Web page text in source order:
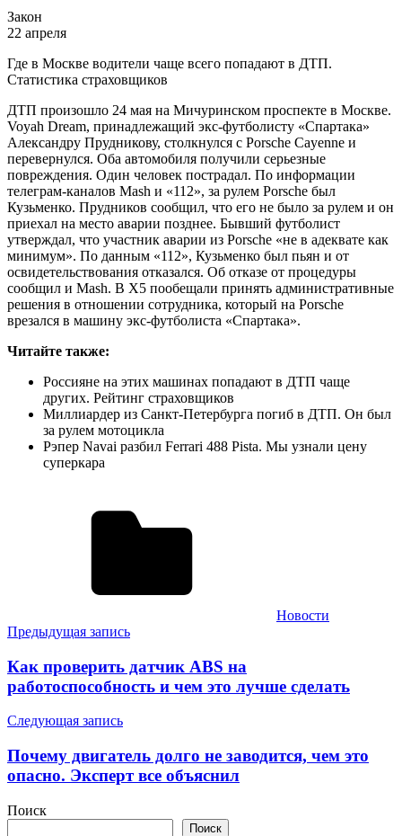
Закон
22 апреля
Где в Москве водители чаще всего попадают в ДТП.
Статистика страховщиков
ДТП произошло 24 мая на Мичуринском проспекте в Москве.
Voyah Dream, принадлежащий экс-футболисту «Спартака»
Александру Прудникову, столкнулся с Porsche Cayenne и
перевернулся. Оба автомобиля получили серьезные
повреждения. Один человек пострадал. По информации
телеграм-каналов Mash и «112», за рулем Porsche был
Кузьменко. Прудников сообщил, что его не было за рулем и он
приехал на место аварии позднее. Бывший футболист
утверждал, что участник аварии из Porsche «не в адеквате как
минимум». По данным «112», Кузьменко был пьян и от
освидетельствования отказался. Об отказе от процедуры
сообщил и Mash. В Х5 пообещали принять административные
решения в отношении сотрудника, который на Porsche
врезался в машину экс-футболиста «Спартака».
Читайте также:
Россияне на этих машинах попадают в ДТП чаще
других. Рейтинг страховщиков
Миллиардер из Санкт-Петербурга погиб в ДТП. Он был
за рулем мотоцикла
Рэпер Navai разбил Ferrari 488 Pista. Мы узнали цену
суперкара
Новости
Навигация
по
записям
Предыдущая запись
Как проверить датчик ABS на
работоспособность и чем это лучше сделать
Следующая запись
Почему двигатель долго не заводится, чем это
опасно. Эксперт все объяснил
Поиск
Поиск